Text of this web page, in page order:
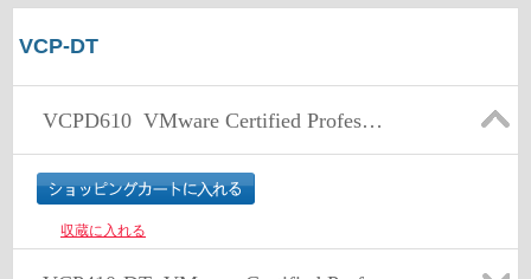
VCP-DT
VCPD610 VMware Certified Professional - Desktop
収蔵に入れる